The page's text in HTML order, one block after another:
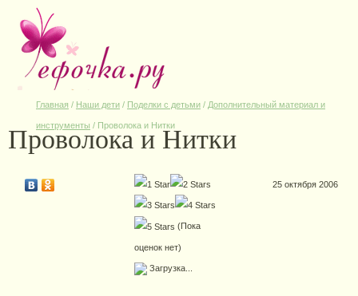
Главная / Наши дети / Поделки с детьми / Дополнительный материал и
инструменты / Проволока и Нитки
Проволока и Нитки
(Пока
оценок нет)
Загрузка...
25 октября 2006